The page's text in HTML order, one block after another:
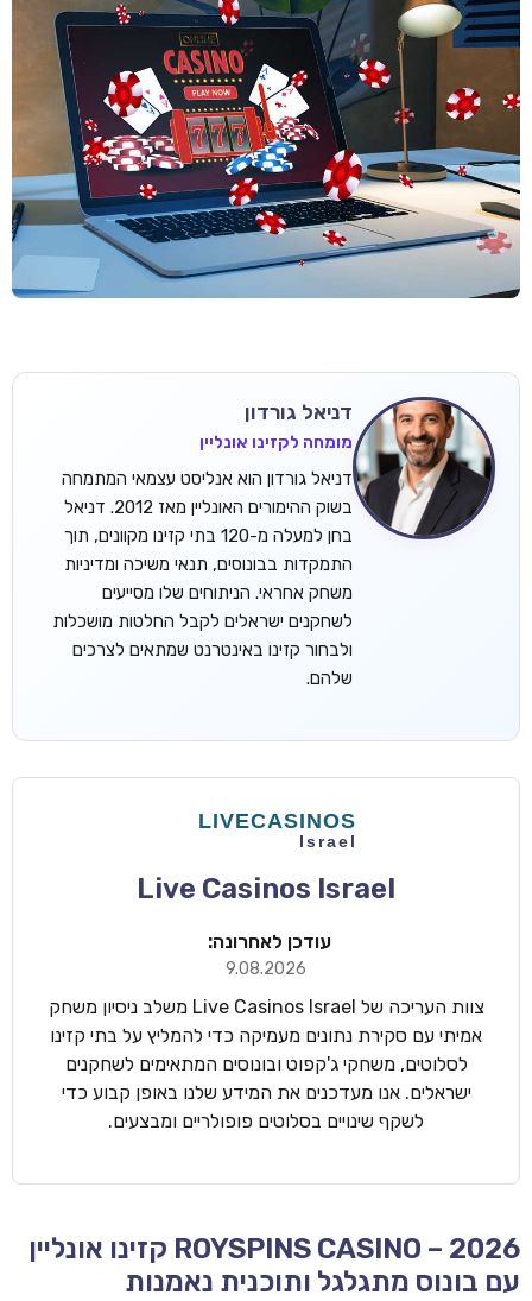
דניאל גורדון
מומחה לקזינו אונליין
דניאל גורדון הוא אנליסט עצמאי המתמחה
בשוק ההימורים האונליין מאז 2012. דניאל
בחן למעלה מ-120 בתי קזינו מקוונים, תוך
התמקדות בבונוסים, תנאי משיכה ומדיניות
משחק אחראי. הניתוחים שלו מסייעים
לשחקנים ישראלים לקבל החלטות מושכלות
ולבחור קזינו באינטרנט שמתאים לצרכים
שלהם.
Live Casinos Israel
עודכן לאחרונה:
9.08.2026
צוות העריכה של Live Casinos Israel משלב ניסיון משחק
אמיתי עם סקירת נתונים מעמיקה כדי להמליץ על בתי קזינו
לסלוטים, משחקי ג'קפוט ובונוסים המתאימים לשחקנים
ישראלים. אנו מעדכנים את המידע שלנו באופן קבוע כדי
לשקף שינויים בסלוטים פופולריים ומבצעים.
ROYSPINS CASINO – 2026 קזינו אונליין
עם בונוס מתגלגל ותוכנית נאמנות